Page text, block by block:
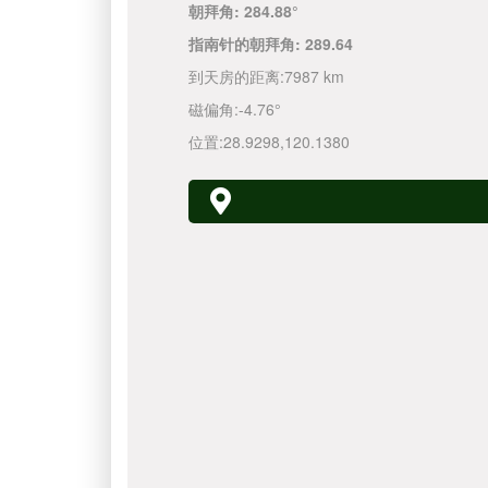
朝拜角: 284.88°
指南针的朝拜角: 289.64
到天房的距离:7987 km
磁偏角:-4.76°
位置:28.9298,120.1380